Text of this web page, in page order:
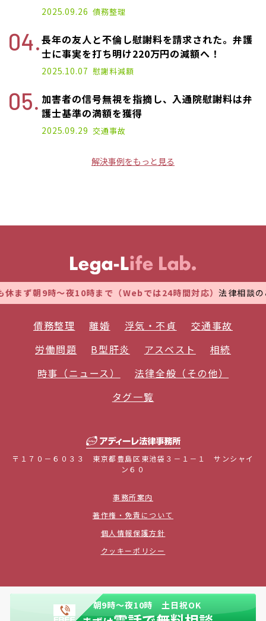
朝9時〜夜10時 土日祝OK
2025.09.26 債務整理
長年の友人と不倫し慰謝料を請求された。弁護
士に事実を打ち明け220万円の減額へ！
2025.10.07 慰謝料減額
加害者の信号無視を指摘し、入通院慰謝料は弁
護士基準の満額を獲得
2025.09.29 交通事故
解決事例をもっと見る
ず朝9時～夜10時まで（Webでは24時間対応）法律相談のご
債務整理 離婚 浮気・不貞
交通事故
労働問題
B型肝炎 アスベスト
相続
時事（ニュース）
法律全般（その他）
タグ一覧
〒１７０－６０３３ 東京都豊島区東池袋３－１－１ サンシャイ
ン６０
事務所案内
著作権・免責について
個人情報保護方針
クッキーポリシー
弁護士法人AdIre法律事務所
第一東京弁護士会所属